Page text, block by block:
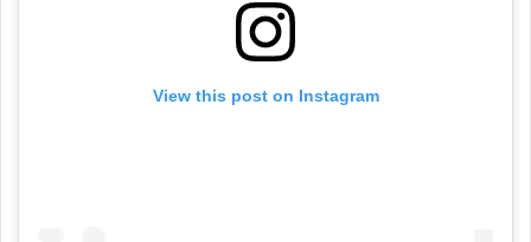
View this post on Instagram